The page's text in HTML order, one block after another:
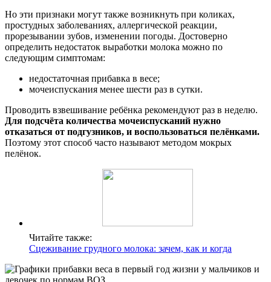
Но эти признаки могут также возникнуть при коликах,
простудных заболеваниях, аллергической реакции,
прорезывании зубов, изменении погоды. Достоверно
определить недостаток выработки молока можно по
следующим симптомам:
недостаточная прибавка в весе;
мочеиспускания менее шести раз в сутки.
Проводить взвешивание ребёнка рекомендуют раз в неделю.
Для подсчёта количества мочеиспусканий нужно
отказаться от подгузников, и воспользоваться пелёнками.
Поэтому этот способ часто называют методом мокрых
пелёнок.
Читайте также:
Сцеживание грудного молока: зачем, как и когда